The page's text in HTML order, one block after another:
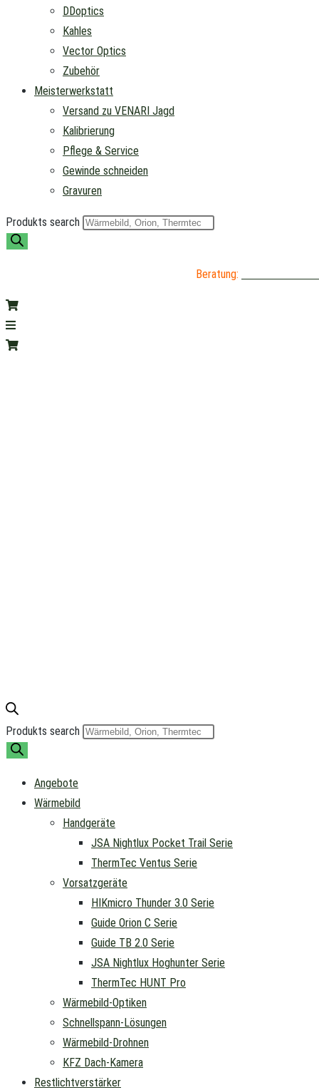
DDoptics
Kahles
Vector Optics
Zubehör
Meisterwerkstatt
Versand zu VENARI Jagd
Kalibrierung
Pflege & Service
Gewinde schneiden
Gravuren
Produkts search
Beratung:
Produkts search
Angebote
Wärmebild
Handgeräte
JSA Nightlux Pocket Trail Serie
ThermTec Ventus Serie
Vorsatzgeräte
HIKmicro Thunder 3.0 Serie
Guide Orion C Serie
Guide TB 2.0 Serie
JSA Nightlux Hoghunter Serie
ThermTec HUNT Pro
Wärmebild-Optiken
Schnellspann-Lösungen
Wärmebild-Drohnen
KFZ Dach-Kamera
Restlichtverstärker